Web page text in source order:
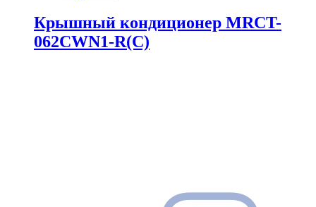
Крышный кондиционер MRCT-
062CWN1-R(C)